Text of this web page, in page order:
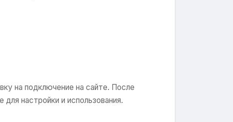
на подключение на сайте. После
настройки и использования.